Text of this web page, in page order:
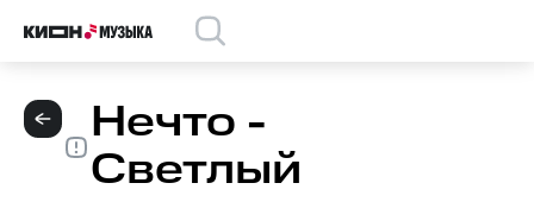
Нечто -
Светлый